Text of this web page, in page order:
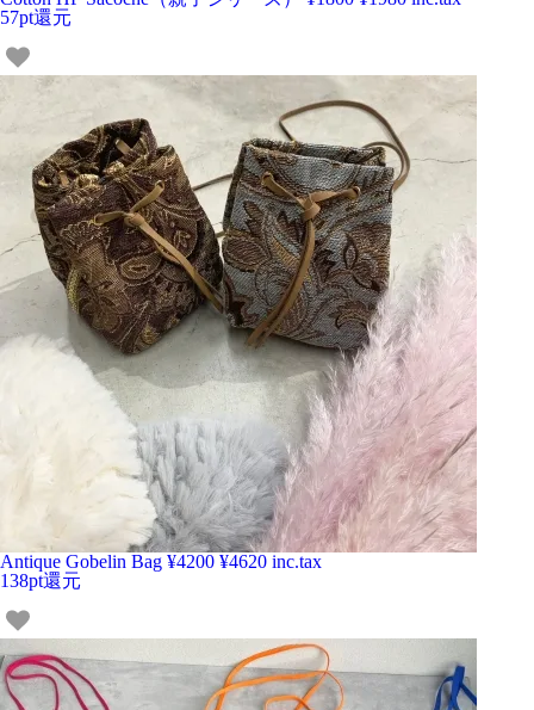
57pt還元
Antique Gobelin Bag ¥4200 ¥4620 inc.tax
138pt還元